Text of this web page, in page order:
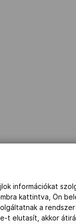
Richárd 6 - 15
15 - 7
információkat
kattintva, Ön
a
t elutasít, akkor